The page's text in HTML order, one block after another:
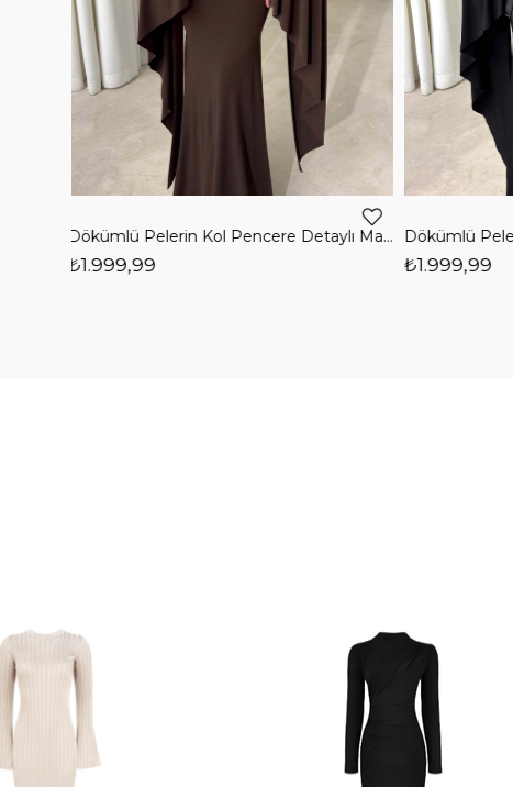
Dökümlü Pelerin Kol Pencere Detaylı Maxi Siyah Arlev Kadın Elbise 26Y511
₺1.999,99
7
₺1.199,99